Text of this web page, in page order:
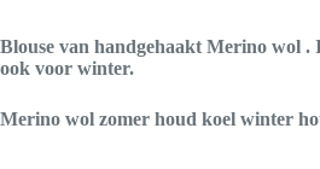
Blouse van handgehaakt Merino wol .
ook voor winter.
Merino wol zomer houd koel winter